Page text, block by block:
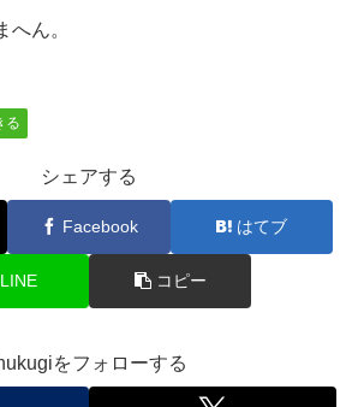
へん。
る
シェアする
Facebook はてブ
LINE コピー
をフォローする